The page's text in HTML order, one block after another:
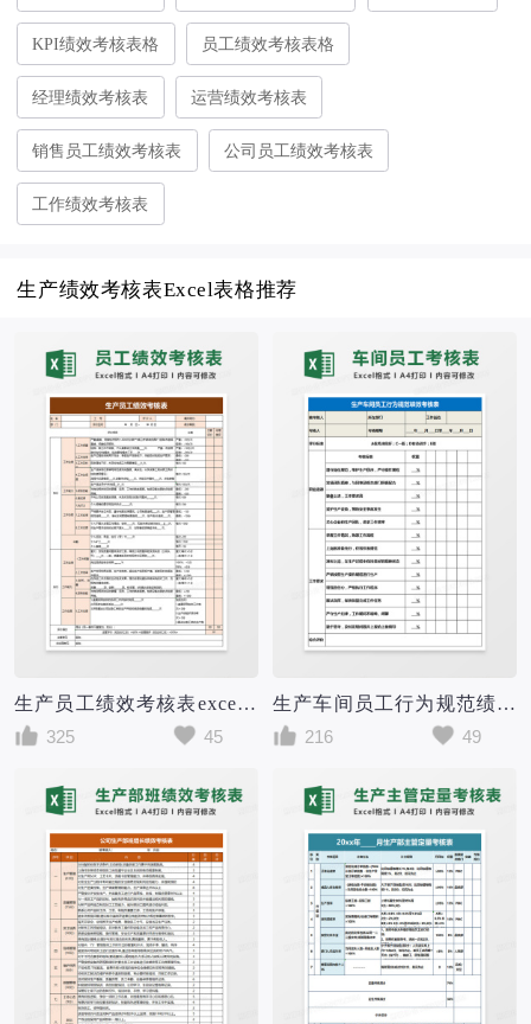
KPI绩效考核表格 员工绩效考核表格
经理绩效考核表 运营绩效考核表
销售员工绩效考核表 公司员工绩效考核表
工作绩效考核表
生产绩效考核表Excel表格推荐
生产员工绩效考核表excel模板
325
45
生产车间员工行为规范绩效考核表Excel表格
216
49